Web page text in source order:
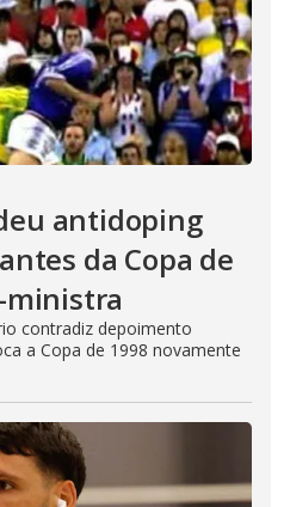
antidoping
da Copa de
ministra
contradiz depoimento
a Copa de 1998 novamente